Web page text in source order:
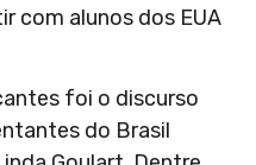
com alunos dos EUA
foi o discurso
do Brasil